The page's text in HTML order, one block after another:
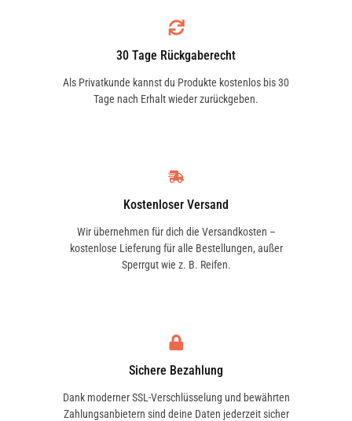
30 Tage Rückgaberecht
Als Privatkunde kannst du Produkte kostenlos bis 30
Tage nach Erhalt wieder zurückgeben.
Kostenloser Versand
Wir übernehmen für dich die Versandkosten –
kostenlose Lieferung für alle Bestellungen, außer
Sperrgut wie z. B. Reifen.
Sichere Bezahlung
Dank moderner SSL-Verschlüsselung und bewährten
Zahlungsanbietern sind deine Daten jederzeit sicher